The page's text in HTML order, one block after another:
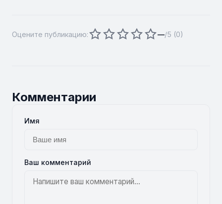
Оцените публикацию: —/5 (0)
Комментарии
Имя
Ваш комментарий